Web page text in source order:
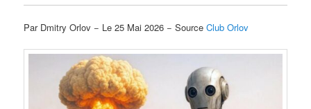
Par Dmitry Orlov − Le 25 Mai 2026 − SourceClub Orlov